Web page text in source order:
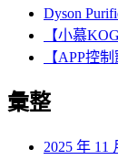
Dyson
【小慕
【APP控
彙整
2025 年 11